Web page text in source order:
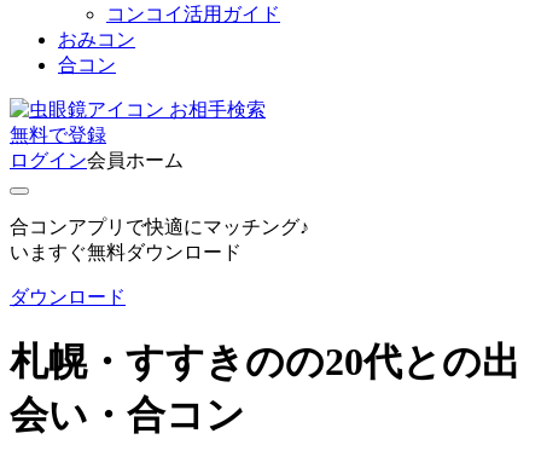
コンコイ活用ガイド
おみコン
合コン
お相手検索
無料で登録
ログイン会員ホーム
合コンアプリで快適にマッチング♪
いますぐ無料ダウンロード
ダウンロード
札幌・すすきのの20代との出
会い・合コン